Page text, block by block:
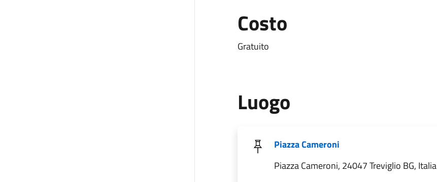
Costo
Gratuito
Luogo
Piazza Cameroni
Piazza Cameroni, 24047 Treviglio BG, Italia